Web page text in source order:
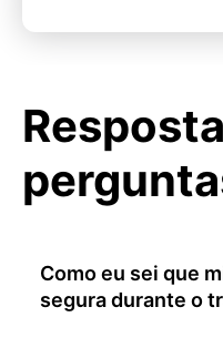
Como eu sei que
segura durante o